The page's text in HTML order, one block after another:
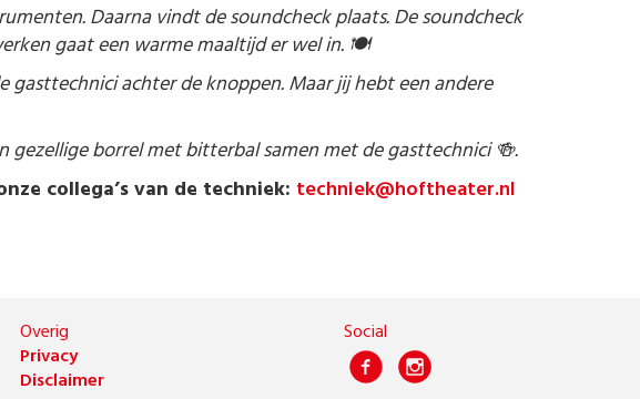
Daarna vindt de soundcheck plaats. De soundcheck
gaat een warme maaltijd er wel in. 🍽
achter de knoppen. Maar jij hebt een andere
borrel met bitterbal samen met de gasttechnici 🍻.
collega’s van de techniek: techniek@hoftheater.nl
Overig
Privacy
Disclaimer
Social